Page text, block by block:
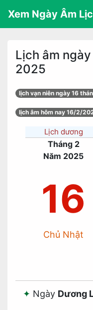
Xem Ngày Âm
Lịch âm
2025
lịch vạn niên ngày 16
lịch âm hôm nay 16/2/
Lịch dương
Tháng 2
Năm 2025
16
Chủ Nhật
Ngày Dương